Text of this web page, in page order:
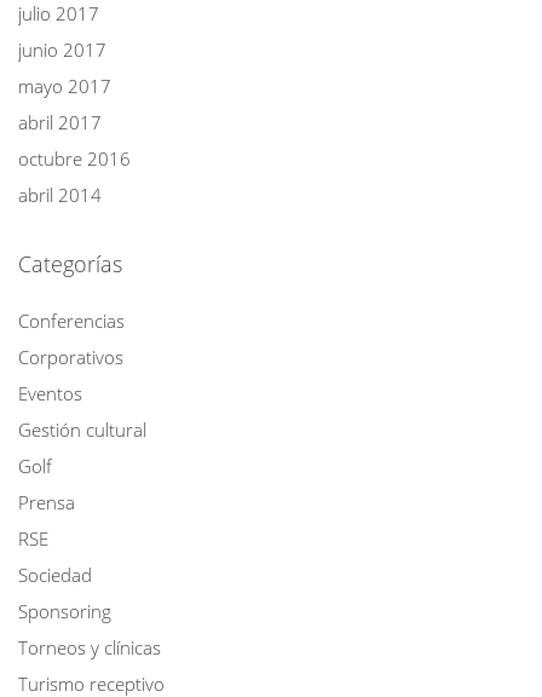
julio 2017
junio 2017
mayo 2017
abril 2017
octubre 2016
abril 2014
Categorías
Conferencias
Corporativos
Eventos
Gestión cultural
Golf
Prensa
RSE
Sociedad
Sponsoring
Torneos y clínicas
Turismo receptivo